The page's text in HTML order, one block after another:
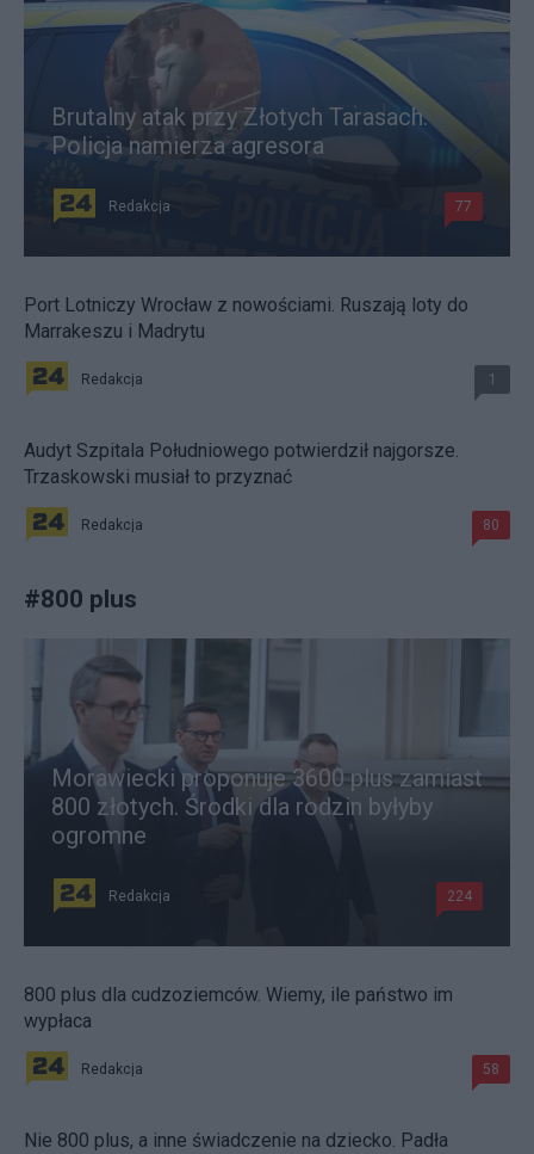
Brutalny atak przy Złotych Tarasach.
Policja namierza agresora
Redakcja 77
Port Lotniczy Wrocław z nowościami. Ruszają loty do
Marrakeszu i Madrytu
Redakcja 1
Audyt Szpitala Południowego potwierdził najgorsze.
Trzaskowski musiał to przyznać
Redakcja 80
#800 plus
Morawiecki proponuje 3600 plus zamiast
800 złotych. Środki dla rodzin byłyby
ogromne
Redakcja 224
800 plus dla cudzoziemców. Wiemy, ile państwo im
wypłaca
Redakcja 58
Nie 800 plus, a inne świadczenie na dziecko. Padła